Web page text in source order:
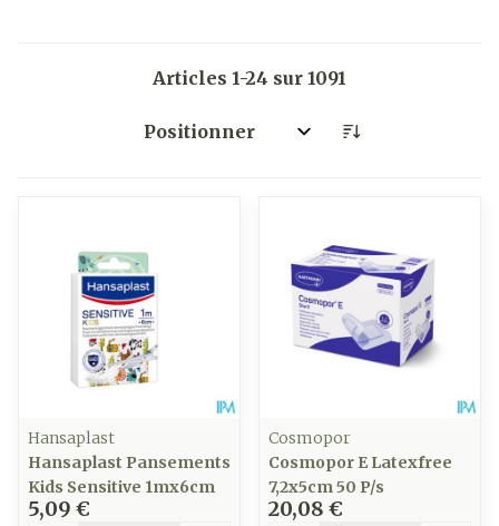
Articles 1-24 sur 1091
Trier par:
Hansaplast
Hansaplast Pansements
Kids Sensitive 1mx6cm
5,09 €
Cosmopor
Cosmopor E Latexfree
7,2x5cm 50 P/s
20,08 €